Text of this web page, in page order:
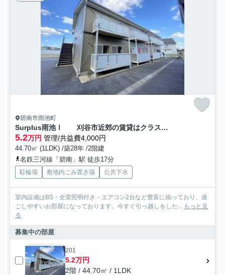
碧南市雨池町
Surplus雨池Ⅰ 刈谷市近郊の賃貸はクラスホーム刈谷店
5.2万円 管理/共益費4,000円
44.70㎡ (1LDK) /築28年 /2階建
名鉄三河線「碧南」駅 徒歩17分
駐輪場 敷地内ごみ置き場 公共下水
室内設備はBS・全室照明付き・エアコン2台など豊富に揃っており、過
ごしやすいお部屋になっております。今すぐ引っ越しをした...
もっと見
る
募集中の部屋
201
5.2万円
2階 / 44.70㎡ / 1LDK